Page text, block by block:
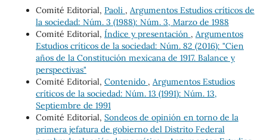
Comité Editorial, Paoli , Argumentos Estudios críticos de
la sociedad: Núm. 3 (1988): Núm. 3, Marzo de 1988
Comité Editorial, Índice y presentación , Argumentos
Estudios críticos de la sociedad: Núm. 82 (2016): "Cien
años de la Constitución mexicana de 1917. Balance y
perspectivas"
Comité Editorial, Contenido , Argumentos Estudios
críticos de la sociedad: Núm. 13 (1991): Núm. 13,
Septiembre de 1991
Comité Editorial, Sondeos de opinión en torno de la
primera jefatura de gobierno del Distrito Federal